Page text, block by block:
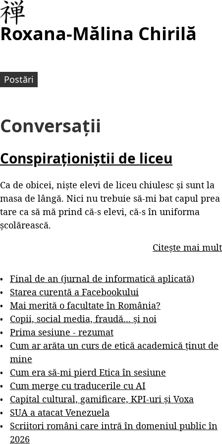
Roxana-Mălina Chirilă
Postări
Conversații
Conspiraționiștii de liceu
Ca de obicei, niște elevi de liceu chiulesc și sunt la
masa de lângă. Nici nu trebuie să-mi bat capul prea
tare ca să mă prind că-s elevi, că-s în uniforma
școlărească.
Citește mai mult
Final de an (jurnal de informatică aplicată)
Starea curentă a Facebookului
Mai merită o facultate în România?
Copii, social media, fraudă... și noi
Prima sesiune - rezumat
Cum ar arăta un curs de etică academică ținut de
mine
Cum era să-mi pierd Etica în sesiune
Cum merge cu traducerile cu AI
Capital cultural, gamificare, KPI-uri și Voxa
SUA a atacat Venezuela
Scriitori români care intră în domeniul public în
2026